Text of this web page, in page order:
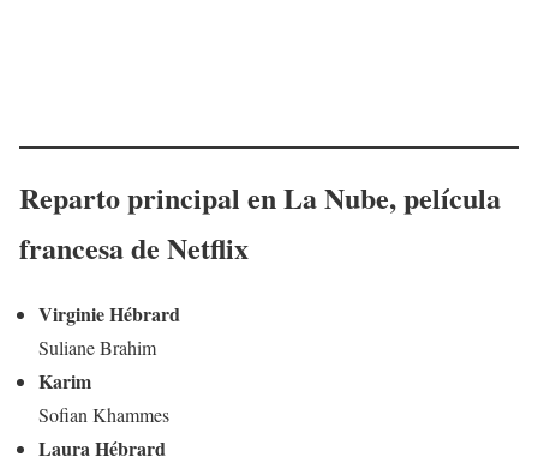
Reparto principal enLa Nube,película
francesa de Netflix
Virginie Hébrard
Suliane Brahim
Karim
Sofian Khammes
Laura Hébrard